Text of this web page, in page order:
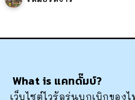
What is แคทดั๊มบ์?
เว็บไซต์ไวรัลรุ่นบุกเบิกของไ